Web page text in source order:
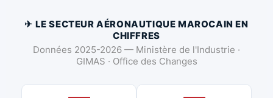
✈ LE SECTEUR AÉRONAUTIQUE MAROCAIN EN
CHIFFRES
Données 2025-2026 — Ministère de l'Industrie ·
GIMAS · Office des Changes